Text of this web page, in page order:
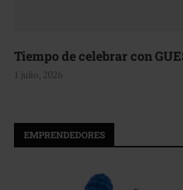
Tiempo de celebrar con
1 julio, 2026
EMPRENDEDORES